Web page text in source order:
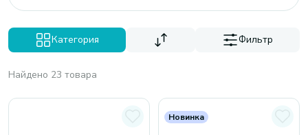
Категория Фильтр
Найдено 23 товара
Новинка